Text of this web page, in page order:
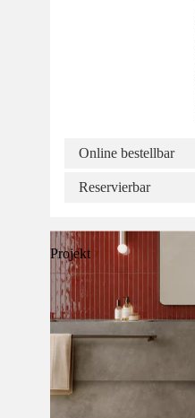
Online bestellbar
Reservierbar
Projekt